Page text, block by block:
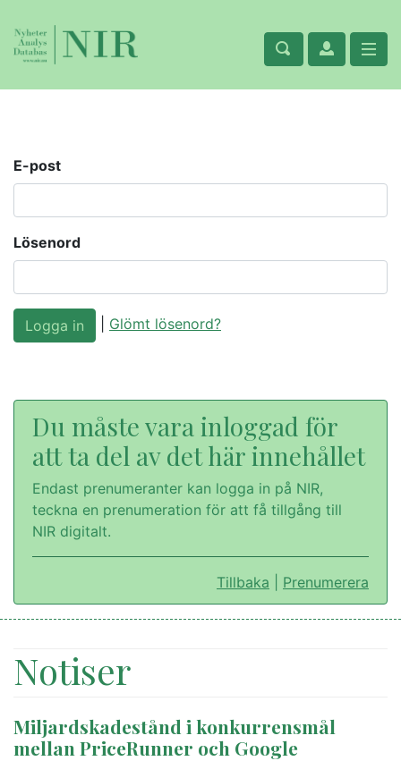
E-post
Lösenord
Glömt lösenord?
Du måste vara inloggad för
att ta del av det här innehållet
Endast prenumeranter kan logga in på NIR,
teckna en prenumeration för att få tillgång till
NIR digitalt.
Tillbaka Prenumerera
Notiser
Miljardskadestånd i konkurrensmål
mellan PriceRunner och Google